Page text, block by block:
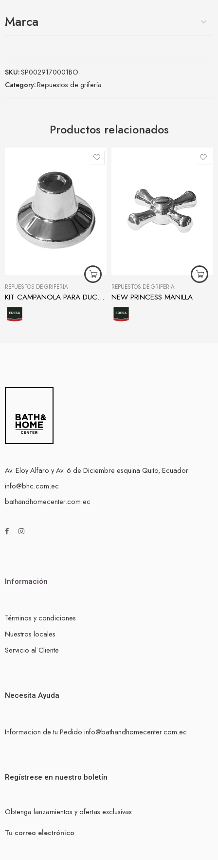
Marca
SKU:SP0029170001BO
Category:Repuestos de grifería
Productos relacionados
REPUESTOS DE GRIFERÍA
KIT CAMPANOLA PARA DUCHA Y DUCHA TINA
REPUESTOS DE GRIFERÍA
NEW PRINCESS MANILLA
Av. Eloy Alfaro y Av. 6 de Diciembre esquina Quito, Ecuador.
info@bhc.com.ec
bathandhomecenter.com.ec
Información
Términos y condiciones
Nuestros locales
Servicio al Cliente
Necesita Ayuda
Informacion de tu Pedido info@bathandhomecenter.com.ec
Regístrese en nuestro boletín
Obtenga lanzamientos y ofertas exclusivas
Tu correo electrónico